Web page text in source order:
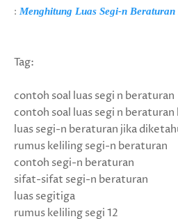
: Menghitung Luas Segi-n
Tag:
contoh soal luas segi n beraturan
contoh soal luas segi n beraturan
luas segi-n beraturan jika
rumus keliling segi-n beraturan
contoh segi-n beraturan
sifat-sifat segi-n beraturan
luas segitiga
rumus keliling segi 12